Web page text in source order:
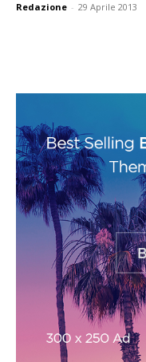
Redazione - 29 Aprile 2013